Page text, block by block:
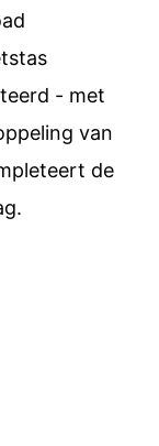
- met
van
de